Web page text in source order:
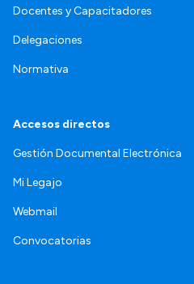
Docentes y Capacitadores
Delegaciones
Normativa
Accesos directos
Gestión Documental Electrónica
Mi Legajo
Webmail
Convocatorias